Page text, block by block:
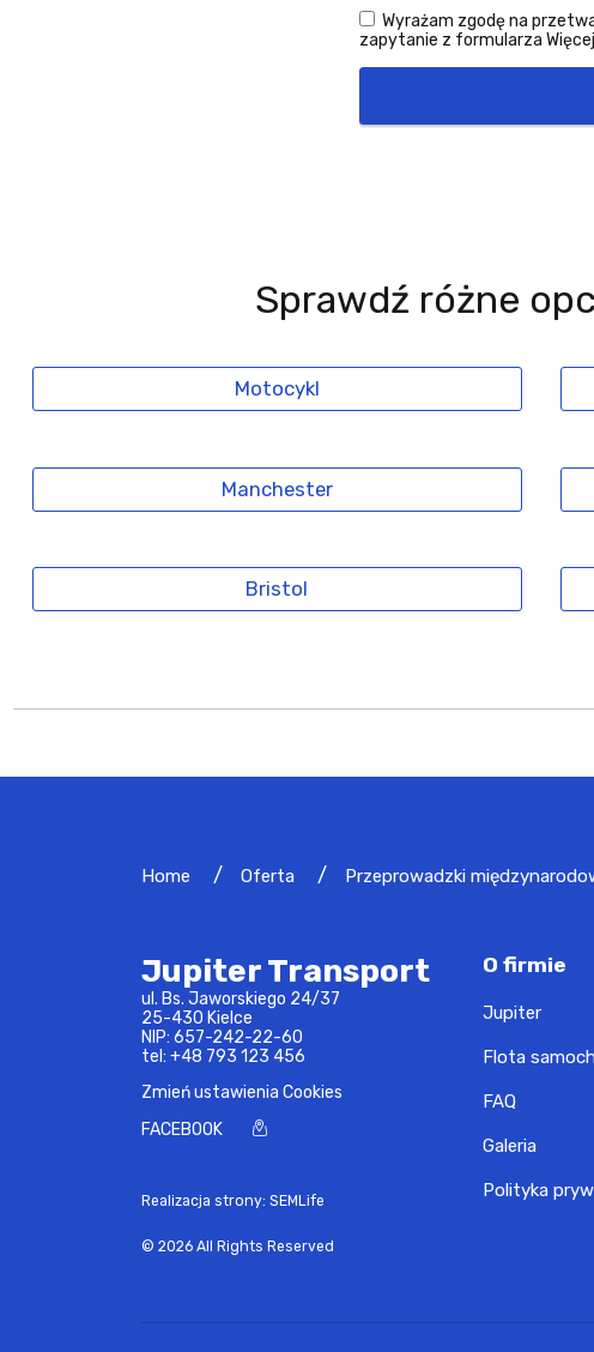
Wyrażam zgodę na
zapytanie z formularza
Sprawdź różne
Motocykl
Manchester
Bristol
Home Oferta Przeprowadzki
Jupiter Transport
ul. Bs. Jaworskiego 24/37
25-430 Kielce
NIP: 657-242-22-60
tel: +48 793 123 456
Zmień ustawienia Cookies
FACEBOOK
Realizacja strony: SEMLife
© 2026 All Rights Reserved
O firmie
Jupiter
Flota
FAQ
Galeria
Polityka